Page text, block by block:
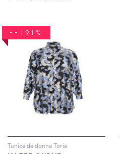
--191%
Tunica da donna Toria